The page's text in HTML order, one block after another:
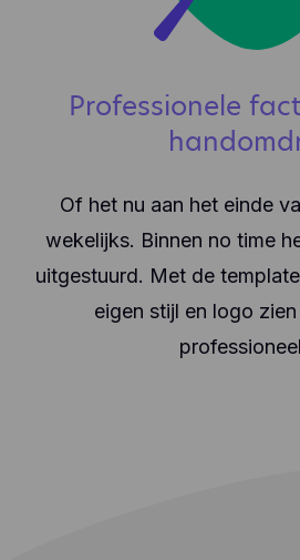
Professionele
Of het nu aan het einde
wekelijks. Binnen no time
uitgestuurd. Met de
eigen stijl en logo